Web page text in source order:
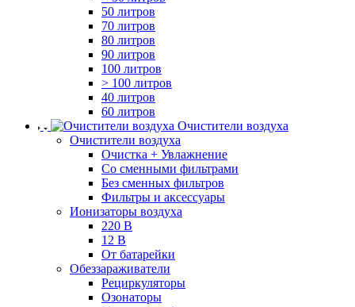
50 литров
70 литров
80 литров
90 литров
100 литров
> 100 литров
40 литров
60 литров
Очистители воздуха
Очистители воздуха
Очистка + Увлажнение
Cо сменными фильтрами
Без сменных фильтров
Фильтры и аксессуары
Ионизаторы воздуха
220 В
12 В
От батарейки
Обеззараживатели
Рециркуляторы
Озонаторы